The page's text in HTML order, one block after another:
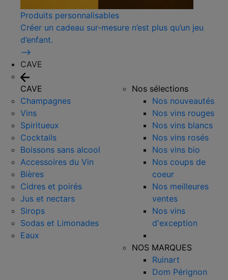
Produits personnalisables
Créer un cadeau sur-mesure n’est plus qu’un jeu
d’enfant.
⟶
CAVE
CAVE
Champagnes
Vins
Spiritueux
Cocktails
Boissons sans alcool
Accessoires du Vin
Bières
Cidres et poirés
Jus et nectars
Sirops
Sodas et Limonades
Eaux
Nos sélections
Nos nouveautés
Nos vins rouges
Nos vins blancs
Nos vins rosés
Nos vins bio
Nos coups de
coeur
Nos meilleures
ventes
Nos vins
d'exception
NOS MARQUES
Ruinart
Dom Pérignon